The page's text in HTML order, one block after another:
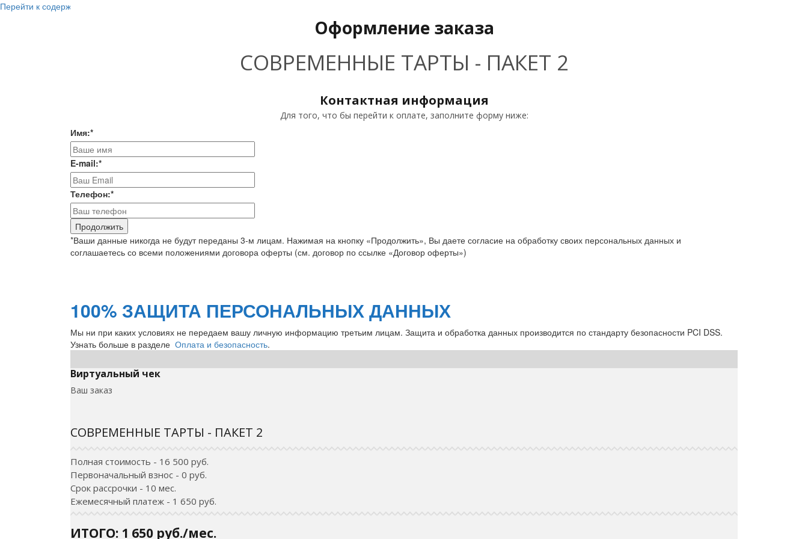
Перейти к содержанию
Оформление заказа
СОВРЕМЕННЫЕ ТАРТЫ - ПАКЕТ 2
Контактная информация
Для того, что бы перейти к оплате, заполните форму ниже:
Имя:*
E-mail:*
Телефон:*
*Ваши данные никогда не будут переданы 3-м лицам. Нажимая на кнопку «Продолжить», Вы даете согласие на обработку своих персональных данных и
соглашаетесь со всеми положениями договора оферты (см. договор по ссылке «Договор оферты»)
100% ЗАЩИТА ПЕРСОНАЛЬНЫХ ДАННЫХ
Мы ни при каких условиях не передаем вашу личную информацию третьим лицам. Защита и обработка данных производится по стандарту безопасности PCI DSS.
Узнать больше в разделе Оплата и безопасность.
Виртуальный чек
Ваш заказ
СОВРЕМЕННЫЕ ТАРТЫ - ПАКЕТ 2
Полная стоимость - 16 500 руб.
Первоначальный взнос - 0 руб.
Срок рассрочки - 10 мес.
Ежемесячный платеж - 1 650 руб.
ИТОГО: 1 650 руб./мес.